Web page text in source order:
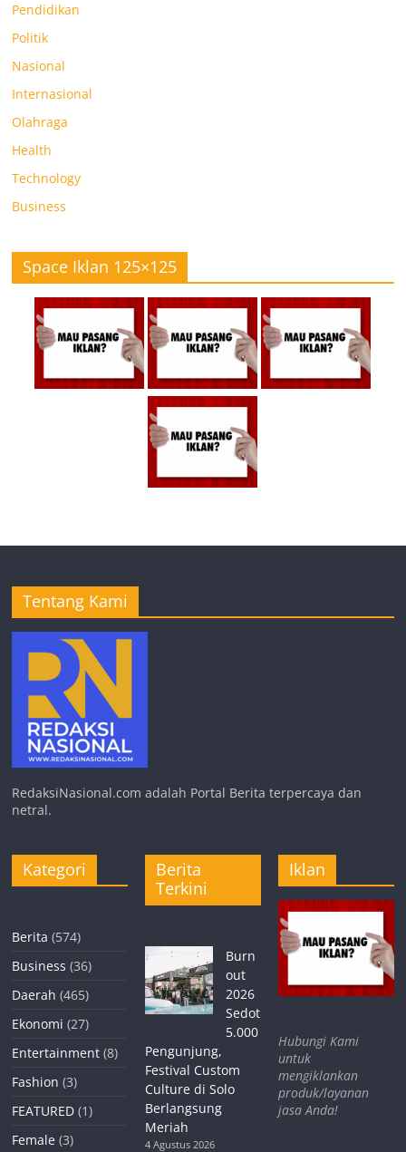
Pendidikan
Politik
Nasional
Internasional
Olahraga
Health
Technology
Business
Space Iklan 125×125
Tentang Kami
RedaksiNasional.com adalah Portal Berita terpercaya dan
netral.
Kategori
Berita (574)
Business (36)
Daerah (465)
Ekonomi (27)
Entertainment (8)
Fashion (3)
FEATURED (1)
Female (3)
Berita
Terkini
Burn
out
2026
Sedot
5.000
Pengunjung,
Festival Custom
Culture di Solo
Berlangsung
Meriah
4 Agustus 2026
Iklan
Hubungi Kami
untuk
mengiklankan
produk/layanan
jasa Anda!